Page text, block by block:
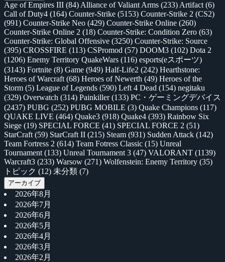
Age of Empires III (84) Alliance of Valiant Arms (233) Artifact (6)
Call of Duty4 (164) Counter-Strike (5153) Counter-Strike 2 (CS2)
(991) Counter-Strike Neo (429) Counter-Strike Online (260)
Counter-Strike Online 2 (18) Counter-Strike: Condition Zero (63)
Counter-Strike: Global Offensive (3250) Counter-Strike: Source
(395) CROSSFIRE (113) CSPromod (57) DOOM3 (102) Dota 2
(1206) Enemy Territory QuakeWars (116) esports(eスポーツ)
(3143) Fortnite (8) Game (949) Half-Life2 (242) Hearthstone:
Heroes of Warcraft (68) Heroes of Newerth (49) Heroes of the
Storm (5) League of Legends (590) Left 4 Dead (154) negitaku
(329) Overwatch (314) Painkiller(133) PC・ゲーミングデバイス
(2437) PUBG (252) PUBG MOBILE (3) Quake Champions (117)
QUAKE LIVE (464) Quake3 (918) Quake4 (393) Rainbow Six
Siege (19) SPECIAL FORCE (41) SPECIAL FORCE 2 (51)
StarCraft (59) StarCraft II (215) Steam (931) Sudden Attack (142)
Team Fortress 2 (614) Team Fotress Classic (15) Unreal
Tournament (133) Unreal Tournament 3 (47) VALORANT (1139)
Warcraft3 (233) Warsow (271) Wolfenstein: Enemy Territory (35)
トピック (12) 未分類 (7)
アーカイブ
2026年8月
2026年7月
2026年6月
2026年5月
2026年4月
2026年3月
2026年2月